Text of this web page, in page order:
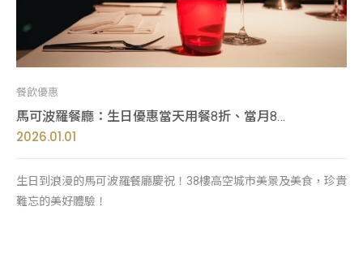
餐飲優惠
馬可波羅餐廳：生日優惠當天用餐8折、當月85折
2026.01.01
生日到浪漫的馬可波羅餐廳慶祝！38樓高空城市美景及美食，珍貴
難忘的美好體驗！